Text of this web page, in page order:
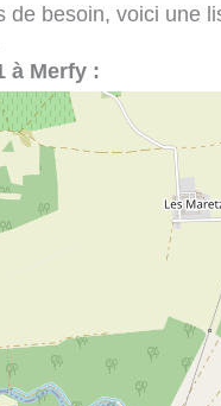
de besoin, voici une
à Merfy :